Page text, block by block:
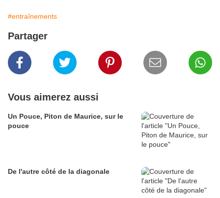
#entraînements
Partager
Vous aimerez aussi
Un Pouce, Piton de Maurice, sur le
pouce
De l'autre côté de la diagonale